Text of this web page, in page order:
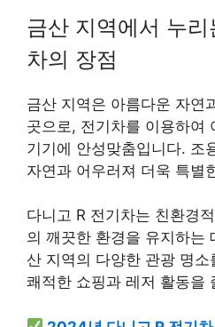
금산 지역에서 누
차의 장점
금산 지역은 아름다운 자연
곳으로, 전기차를 이용하여
기기에 안성맞춤입니다. 조
자연과 어우러져 더욱 특별
다니고 R 전기차는 친환경
의 깨끗한 환경을 유지하는
산 지역의 다양한 관광 명
쾌적한 쇼핑과 레저 활동을